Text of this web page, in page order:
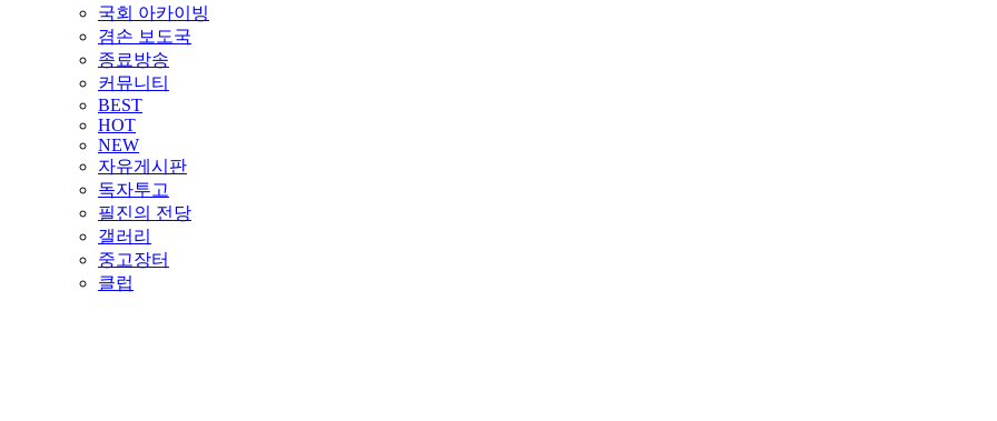
국회 아카이빙
겸손 보도국
종료방송
커뮤니티
BEST
HOT
NEW
자유게시판
독자투고
필진의 전당
갤러리
중고장터
클럽